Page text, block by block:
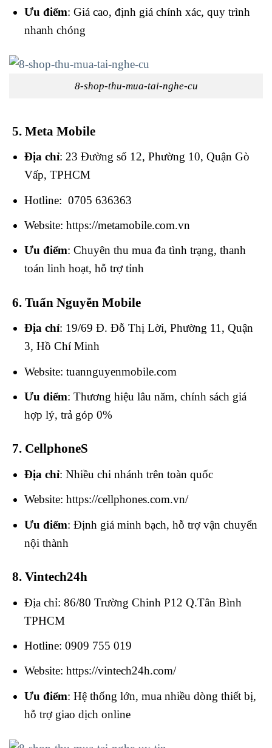
Ưu điểm: Giá cao, định giá chính xác, quy trình
nhanh chóng
8-shop-thu-mua-tai-nghe-cu
5. Meta Mobile
Địa chỉ: 23 Đường số 12, Phường 10, Quận Gò
Vấp, TPHCM
Hotline: 0705 636363
Website: https://metamobile.com.vn
Ưu điểm: Chuyên thu mua đa tình trạng, thanh
toán linh hoạt, hỗ trợ tỉnh
6. Tuấn Nguyễn Mobile
Địa chỉ: 19/69 Đ. Đỗ Thị Lời, Phường 11, Quận
3, Hồ Chí Minh
Website: tuannguyenmobile.com
Ưu điểm: Thương hiệu lâu năm, chính sách giá
hợp lý, trả góp 0%
7. CellphoneS
Địa chỉ: Nhiều chi nhánh trên toàn quốc
Website: https://cellphones.com.vn/
Ưu điểm: Định giá minh bạch, hỗ trợ vận chuyển
nội thành
8. Vintech24h
Địa chỉ: 86/80 Trường Chinh P12 Q.Tân Bình
TPHCM
Hotline: 0909 755 019
Website: https://vintech24h.com/
Ưu điểm: Hệ thống lớn, mua nhiều dòng thiết bị,
hỗ trợ giao dịch online